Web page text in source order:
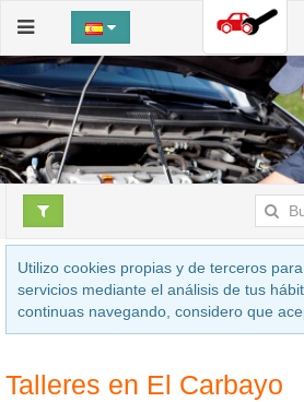
Utilizo cookies propias y de terceros
servicios mediante el análisis de tus
continuas navegando, considero que
Talleres en El Carbayo